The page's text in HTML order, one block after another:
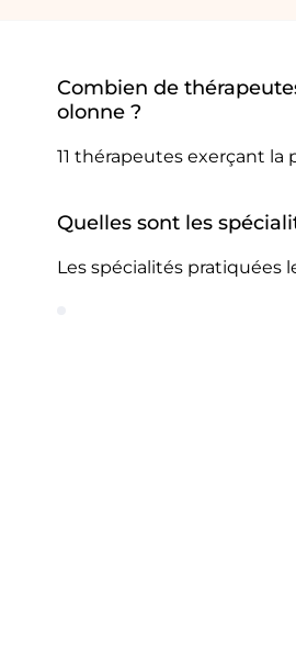
Combien de
olonne ?
11 thérapeutes exerçant
Quelles sont les
Les spécialités pratiquées